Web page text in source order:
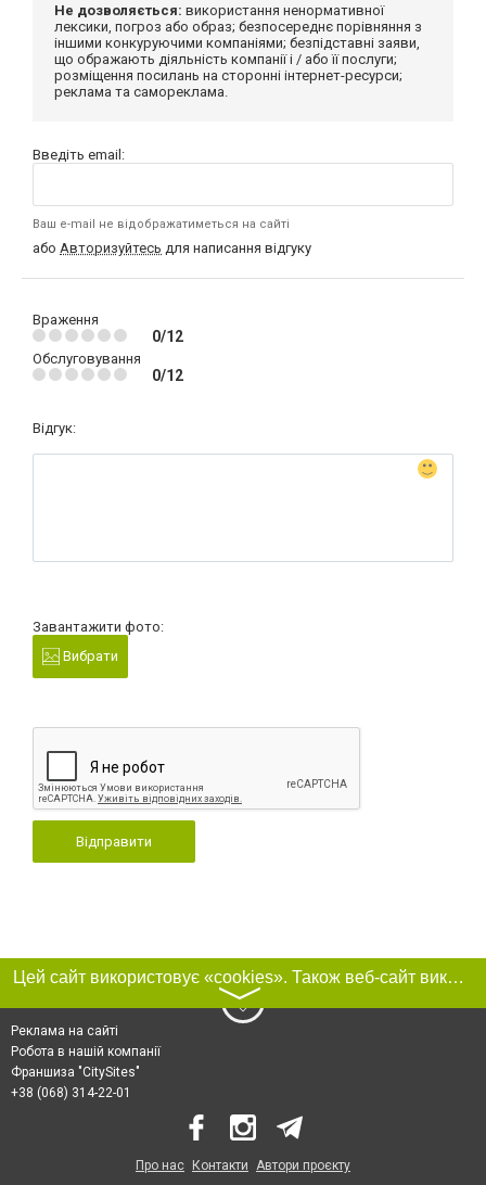
Не дозволяється: використання ненормативної
лексики, погроз або образ; безпосереднє порівняння з
іншими конкуруючими компаніями; безпідставні заяви,
що ображають діяльність компанії і / або її послуги;
розміщення посилань на сторонні інтернет-ресурси;
реклама та самореклама.
Введіть email:
Ваш e-mail не відображатиметься на сайті
або Авторизуйтесь для написання відгуку
Враження
0/12
Обслуговування
0/12
Відгук:
Завантажити фото:
Вибрати
Відправити
Цей сайт використовує «cookies». Також веб-сайт використовує інтернет-сервіс для збору технічних даних стосовно відвідувачів з метою отримання маркетингової та статистичної інформації. Умови обробки даних відвідувачів сайту див.
〉
Реклама на сайті
Робота в нашій компанії
Франшиза "CitySites"
+38 (068) 314-22-01
Про нас Контакти Автори проєкту